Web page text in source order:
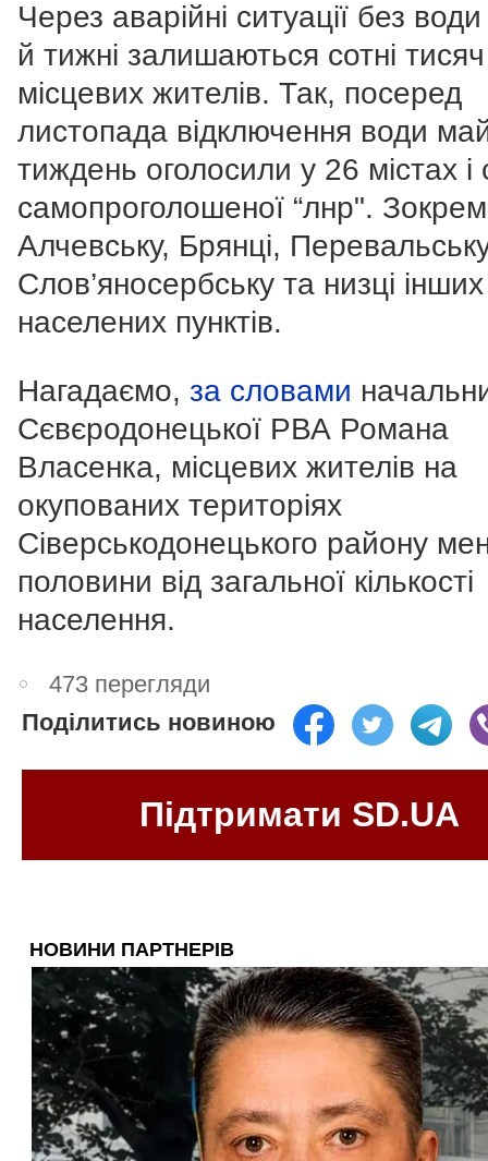
Через аварійні ситуації без
й тижні залишаються сотні тисяч
місцевих жителів. Так, посеред
листопада відключення води
тиждень оголосили у 26 містах і
самопроголошеної “лнр".
Алчевську, Брянці,
Слов’яносербську та низці інших
населених пунктів.
Нагадаємо, за словами
Сєвєродонецької РВА Романа
Власенка, місцевих жителів на
окупованих територіях
Сіверськодонецького району
половини від загальної кількості
населення.
473 перегляди
Поділитись новиною
Підтримати SD.UA